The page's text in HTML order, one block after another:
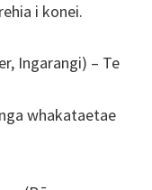
i konei.
Ingarangi) – Te
whakataetae